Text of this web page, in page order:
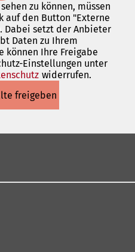
zu können, müssen
auf den Button "Externe
Dabei setzt der Anbieter
Daten zu Ihrem
können Ihre Freigabe
Einstellungen unter
(Öffnet
einem
neuen
widerrufen.
freigeben